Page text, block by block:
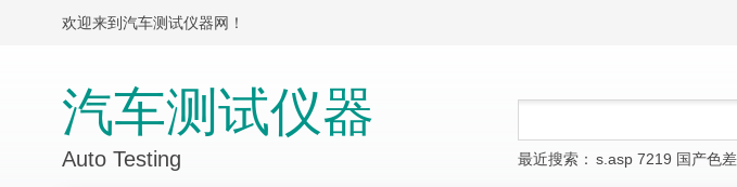
欢迎来到汽车测试仪器网！
汽车测试仪器
Auto Testing 最近搜索： s.asp 7219 国产色差..